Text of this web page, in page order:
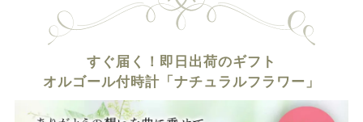
すぐ届く！即日出荷のギフト
オルゴール付時計「ナチュラルフラワー」